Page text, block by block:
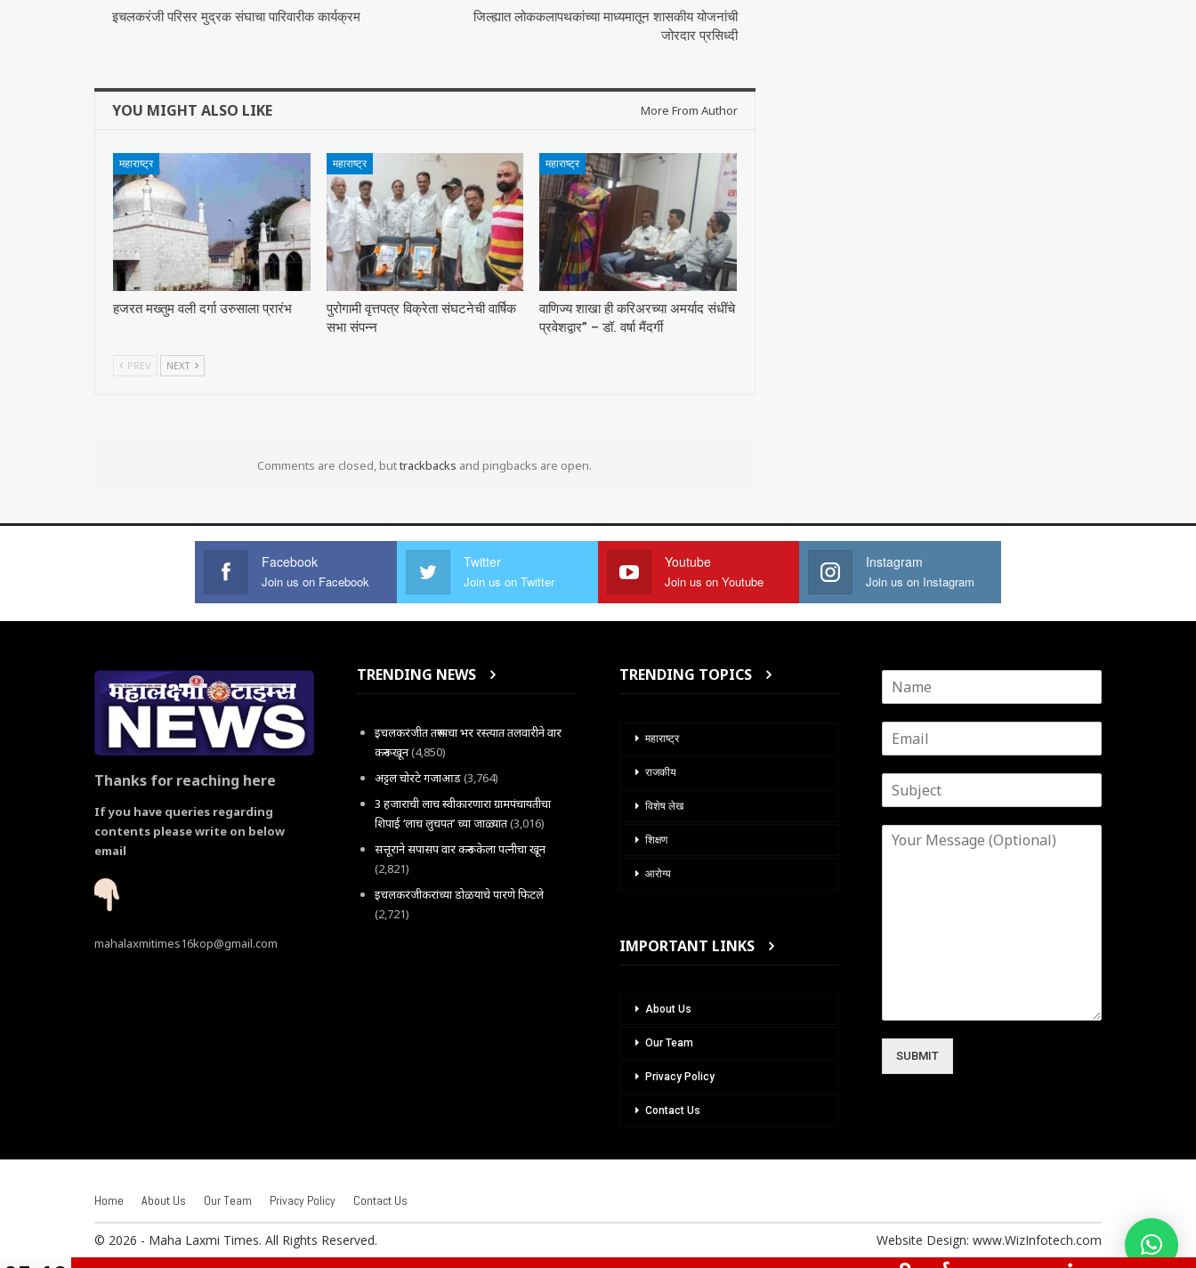
इचलकरंजी परिसर मुद्रक संघाचा पारिवारीक कार्यक्रम
जिल्ह्यात लोककलापथकांच्या माध्यमातून शासकीय योजनांची
जोरदार प्रसिध्दी
YOU MIGHT ALSO LIKE More From Author
महाराष्ट्र
हजरत मख्तुम वली दर्गा उरुसाला प्रारंभ
महाराष्ट्र
पुरोगामी वृत्तपत्र विक्रेता संघटनेची वार्षिक
सभा संपन्न
महाराष्ट्र
वाणिज्य शाखा ही करिअरच्या अमर्याद संधींचे
प्रवेशद्वार” – डॉ. वर्षा मैंदर्गी
PREV NEXT
Comments are closed, buttrackbacks and pingbacks are open.
Facebook
Join us on Facebook
Twitter
Join us on Twitter
Youtube
Join us on Youtube
Instagram
Join us on Instagram
Thanks for reaching here
If you have queries regarding
contents please write on below
email
mahalaxmitimes16kop@gmail.com
TRENDING NEWS
इचलकरंजीत तरूणाचा भर रस्त्यात तलवारीने वार
करून खून(4,850)
अट्टल चोरटे गजाआड(3,764)
3 हजाराची लाच स्वीकारणारा ग्रामपंचायतीचा
शिपाई ‘लाच लुचपत’ च्या जाळ्यात(3,016)
सत्तूराने सपासप वार करून केला पत्नीचा खून
(2,821)
इचलकरंजीकरांच्या डोळयाचे पारणे फिटले
(2,721)
TRENDING TOPICS
महाराष्ट्र
राजकीय
विशेष लेख
शिक्षण
आरोग्य
IMPORTANT LINKS
About Us
Our Team
Privacy Policy
Contact Us
SUBMIT
Home About Us Our Team Privacy Policy Contact Us
© 2026 - Maha Laxmi Times. All Rights Reserved. Website Design: www.WizInfotech.com